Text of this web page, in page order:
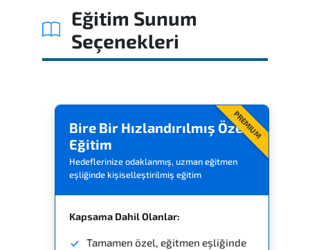
Soru ve Cevaplar
Eğitim Sunum
Seçenekleri
PREMIUM
Bire Bir Hızlandırılmış Özel
Eğitim
Hedeflerinize odaklanmış, uzman eğitmen
eşliğinde kişiselleştirilmiş eğitim
Kapsama Dahil Olanlar:
Tamamen özel, eğitmen eşliğinde